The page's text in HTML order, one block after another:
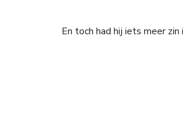
En toch had hij iets meer